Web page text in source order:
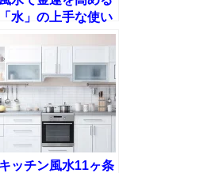
「水」の上手な使い
キッチン風水11ヶ条